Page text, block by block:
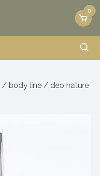
0
/body line / deo nature